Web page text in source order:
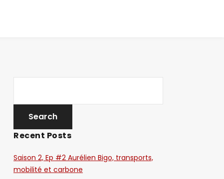
Recent Posts
Saison 2, Ep #2 Aurélien Bigo, transports,
mobilité et carbone